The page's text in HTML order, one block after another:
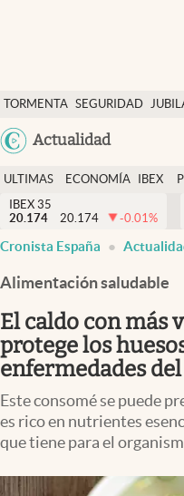
TORMENTA SEGURIDAD
Actualidad
Economía y finanzas
Política
Actualidad
Criptomonedas
España
ULTIMAS
NOTICIAS
ECONOMÍA
FINANZAS
IBEX
EURO
IBEX 35
20.174
20.174 -0.01%
Cronista España
Alimentación saludable
El caldo con más
protege los
enfermedades
Este consomé se puede
es rico en nutrientes
que tiene para el